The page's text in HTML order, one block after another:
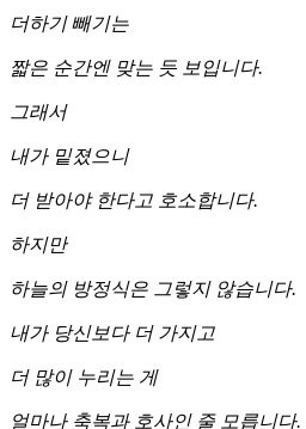
더하기 빼기는
짧은 순간엔 맞는 듯 보입니다.
그래서
내가 밑졌으니
더 받아야 한다고 호소합니다.
하지만
하늘의 방정식은 그렇지 않습니다.
내가 당신보다 더 가지고
더 많이 누리는 게
얼마나 축복과 호사인 줄 모릅니다.